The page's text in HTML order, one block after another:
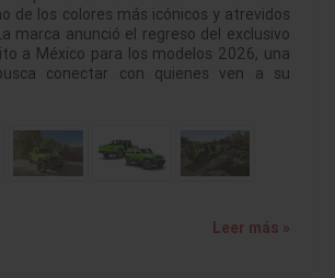
de los colores más icónicos y atrevidos
marca anunció el regreso del exclusivo
a México para los modelos 2026, una
conectar con quienes ven a su
Leer más »